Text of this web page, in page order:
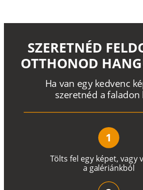
Tölts fel egy képet, vagy
a galériánkból
Ha van egy kedvenc ké
szeretnéd a faladon
SZERETNÉD
OTTHONOD
1